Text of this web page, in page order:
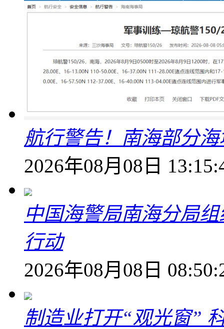
航行警告！南海部分
2026年08月08日
中国海警局南海分局
行动
2026年08月08日
制造业打开“观光窗”